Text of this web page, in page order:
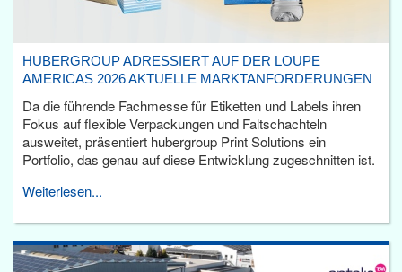
HUBERGROUP ADRESSIERT AUF DER LOUPE
AMERICAS 2026 AKTUELLE MARKTANFORDERUNGEN
Da die führende Fachmesse für Etiketten und Labels ihren
Fokus auf flexible Verpackungen und Faltschachteln
ausweitet, präsentiert hubergroup Print Solutions ein
Portfolio, das genau auf diese Entwicklung zugeschnitten ist.
Weiterlesen...